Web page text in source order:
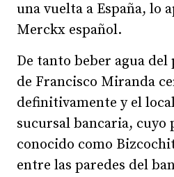
una vuelta a España, lo
Merckx español.
De tanto beber agua
de Francisco Miranda
definitivamente y el
sucursal bancaria,
conocido como
entre las paredes del